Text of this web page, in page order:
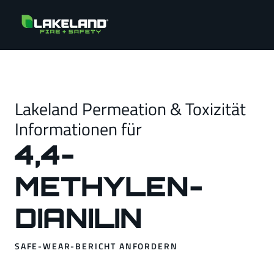
Lakeland Permeation & Toxizität
Informationen für
4,4-
METHYLEN-
DIANILIN
SAFE-WEAR-BERICHT ANFORDERN